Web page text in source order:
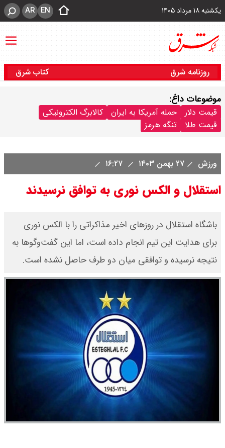
یکشنبه ۱۸ مرداد ۱۴۰۵ EN
AR
روزنامه شرق کتاب شرق
موضوعات داغ:
قیمت دلار حمله آمریکا به ایران
کالابرگ الکترونیکی
قیمت طلا
تنگه هرمز
ورزش ۲۷ بهمن ۱۴۰۳
استقلال و الکس نوری به توافق نرسیدند
باشگاه استقلال در روزهای اخیر مذاکراتی را با الکس نوری
برای هدایت این تیم انجام داده است، اما این گفت‌وگوها به
نتیجه نرسیده و توافقی میان دو طرف حاصل نشده است.